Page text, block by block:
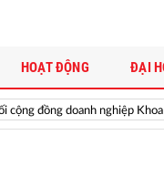
đồng doanh nghiệp Khoa học
HOẠT ĐỘNG ĐẠI